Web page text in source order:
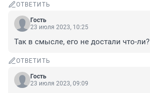
ОТВЕТИТЬ
Гость
23 июля 2023, 10:25
Так в смысле, его не достали что-ли?
ОТВЕТИТЬ
Гость
23 июля 2023, 09:09